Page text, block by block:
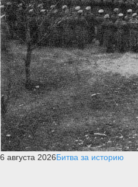
6 августа 2026Битва за историю